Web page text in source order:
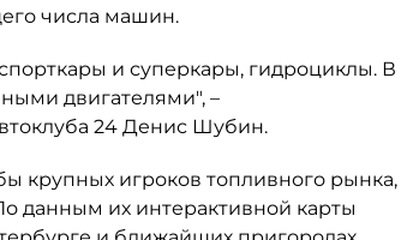
числа машин.
и суперкары, гидроциклы. В
двигателями", –
24 Денис Шубин.
крупных игроков топливного рынка,
данным их интерактивной карты